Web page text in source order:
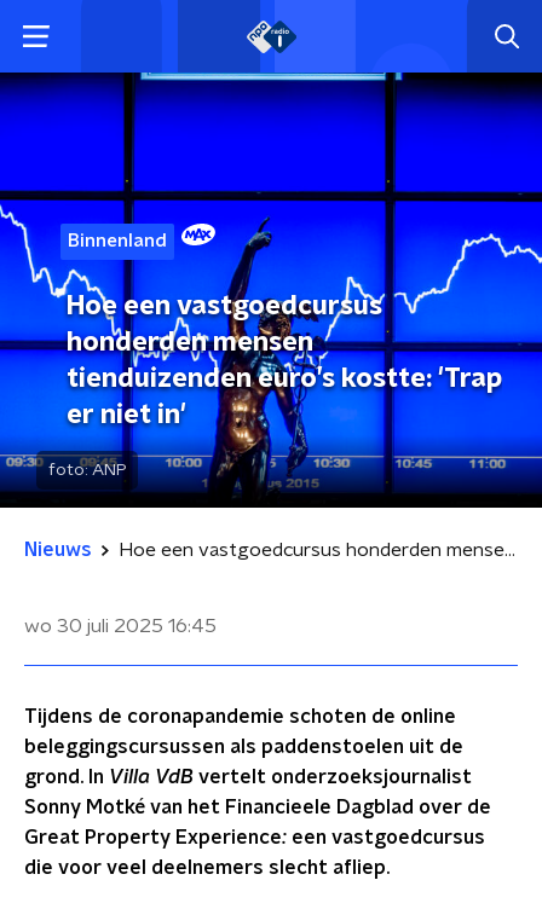
Binnenland
Hoe een vastgoedcursus
honderden mensen
tienduizenden euro’s kostte: 'Trap
er niet in'
foto:ANP
Nieuws Hoe een vastgoedcursus honderden mensen tienduizenden euro’s kostte: 'Trap er niet in'
wo 30 juli 2025 16:45
Tijdens de coronapandemie schoten de online
beleggingscursussen als paddenstoelen uit de
grond. In Villa VdB vertelt onderzoeksjournalist
Sonny Motké van het Financieele Dagblad over de
Great Property Experience: een vastgoedcursus
die voor veel deelnemers slecht afliep.